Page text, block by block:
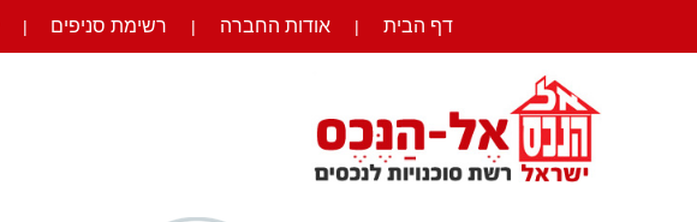
דף הבית | אודות החברה | רשימת סניפים |